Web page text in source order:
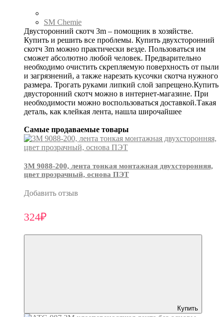
SM Chemie
Двусторонний скотч 3m – помощник в хозяйстве.
Купить и решить все проблемы. Купить двухсторонний
скотч 3m можно практически везде. Пользоваться им
сможет абсолютно любой человек. Предварительно
необходимо очистить скрепляемую поверхность от пыли
и загрязнений, а также нарезать кусочки скотча нужного
размера. Трогать руками липкий слой запрещено.Купить
двусторонний скотч можно в интернет-магазине. При
необходимости можно воспользоваться доставкой.Такая
деталь, как клейкая лента, нашла широчайшее
Самые продаваемые товары
3М 9088-200, лента тонкая монтажная двухсторонняя,
цвет прозрачный, основа ПЭТ
Добавить отзыв
324₽
Купить